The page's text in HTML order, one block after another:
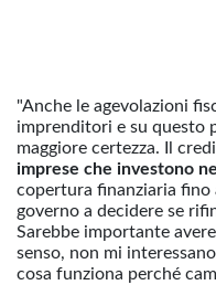
"Anche le agevolazioni
imprenditori e su questo
maggiore certezza. Il
imprese che investono
copertura finanziaria fino
governo a decidere se
Sarebbe importante
senso, non mi
cosa funziona perché